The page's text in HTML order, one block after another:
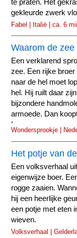
te praten. Het
gekleurde zwerk
Fabel | Italië | ca. 6
Waarom de zee
Een verklarend
zee. Een rijke
naar de hel moet
hel. Hij ruilt daar
bijzondere
armoede. Dan
Lang...
Wondersprookje |
Het potje van
Een volksverhaal
eigenwijze boer.
rogge zaaien.
hij een heerlijke
een potje met eten
wieven.
Volksverhaal |